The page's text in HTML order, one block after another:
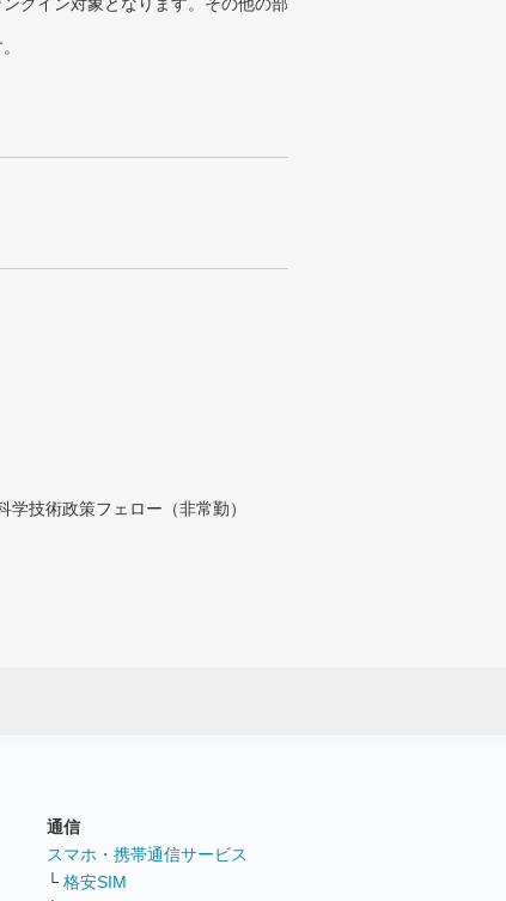
技術政策フェロー（非常勤）
通信
スマホ・携帯通信サービス
└ 格安SIM